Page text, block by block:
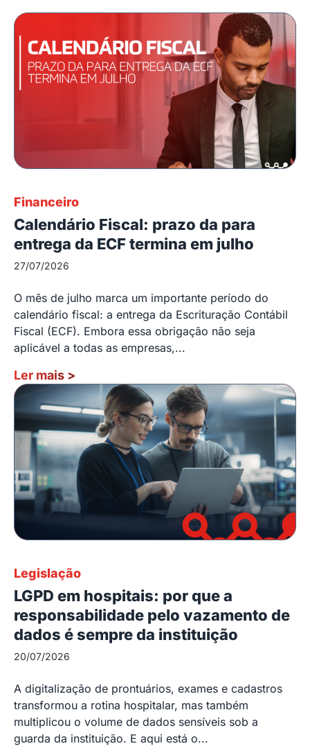
Financeiro
Calendário Fiscal: prazo da para
entrega da ECF termina em julho
27/07/2026
O mês de julho marca um importante período do
calendário fiscal: a entrega da Escrituração Contábil
Fiscal (ECF). Embora essa obrigação não seja
aplicável a todas as empresas,...
Ler mais >
Legislação
LGPD em hospitais: por que a
responsabilidade pelo vazamento de
dados é sempre da instituição
20/07/2026
A digitalização de prontuários, exames e cadastros
transformou a rotina hospitalar, mas também
multiplicou o volume de dados sensíveis sob a
guarda da instituição. E aqui está o...